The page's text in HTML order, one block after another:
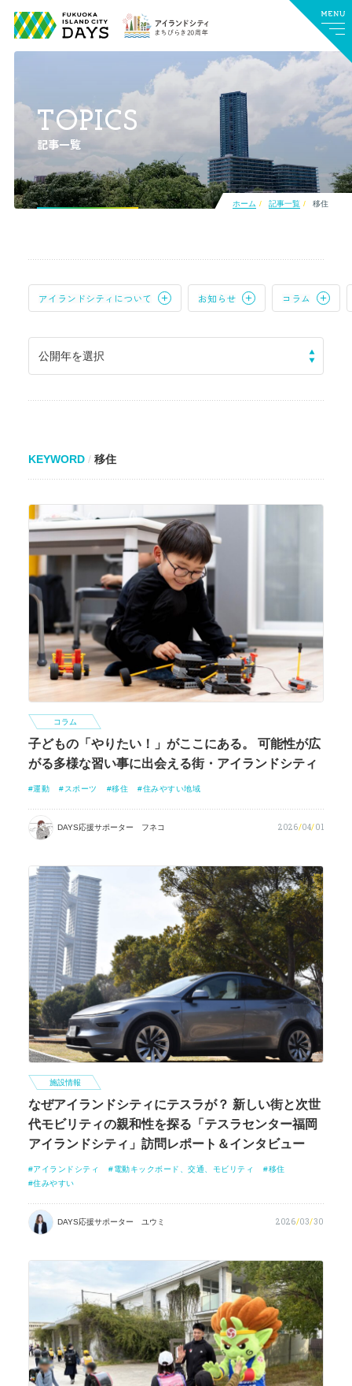
TOPICS
記事一覧
ホーム 記事一覧 移住
アイランドシティについて お知らせ コラム
公開年を選択
KEYWORD 移住
コラム
子どもの「やりたい！」がここにある。 可能性が広
がる多様な習い事に出会える街・アイランドシティ
運動 スポーツ 移住 住みやすい地域
DAYS応援サポーター フネコ 2026/04/01
施設情報
なぜアイランドシティにテスラが？ 新しい街と次世
代モビリティの親和性を探る「テスラセンター福岡
アイランドシティ」訪問レポート＆インタビュー
アイランドシティ 電動キックボード、交通、モビリティ
移住
住みやすい
DAYS応援サポーター ユウミ 2026/03/30